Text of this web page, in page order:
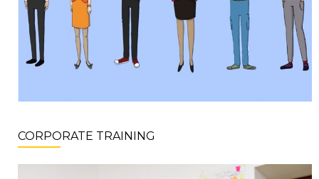
CORPORATE TRAINING